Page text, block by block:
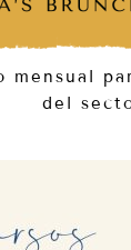
mensual
del